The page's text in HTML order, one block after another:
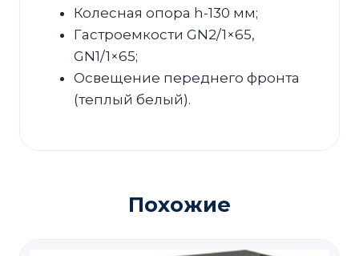
Колесная опора h-130 мм;
Гастроемкости GN2/1×65,
GN1/1×65;
Освещение переднего фронта
(теплый белый).
Похожие